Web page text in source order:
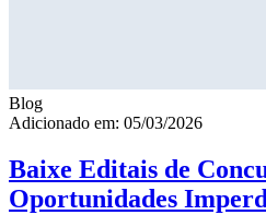
Blog
Adicionado em: 05/03/2026
Baixe Editais de
Oportunidades